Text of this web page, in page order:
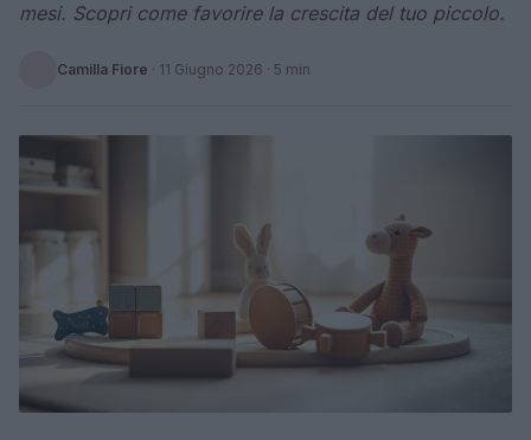
mesi. Scopri come favorire la crescita del tuo piccolo.
Camilla Fiore · 11 Giugno 2026 · 5 min